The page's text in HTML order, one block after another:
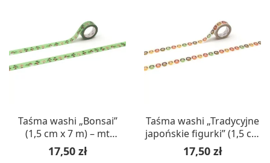
Taśma washi „Bonsai”
(1,5 cm x 7 m) – mt
masking tape
Cena
17,50 zł
Taśma washi „Tradycyjne
japońskie figurki” (1,5 cm
x 7 m) – mt masking tape
Cena
17,50 zł